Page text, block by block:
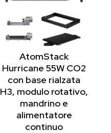
AtomStack
Hurricane 55W CO2
con base rialzata
H3, modulo rotativo,
mandrino e
alimentatore
continuo